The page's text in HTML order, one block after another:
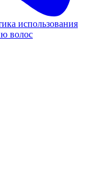
использования
волос